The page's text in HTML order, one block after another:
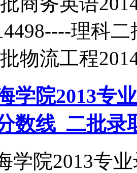
理科
物流工程
学院2013专
数线_二批录
学院2013专